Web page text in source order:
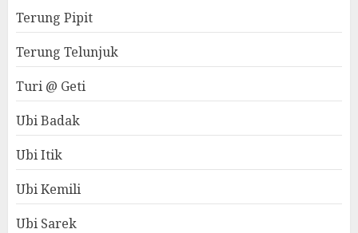
Terung Pipit
Terung Telunjuk
Turi @ Geti
Ubi Badak
Ubi Itik
Ubi Kemili
Ubi Sarek